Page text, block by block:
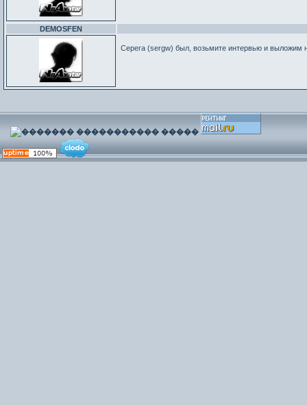
DEMOSFEN
Серега (sergw) был, возьмите интервью и выложим